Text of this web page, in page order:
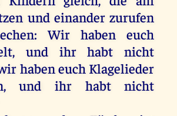
und einanderzurufen
:Wir haben
euch
und ihr habt
nicht
habeneuchKlagelieder
und ihr habt
nicht